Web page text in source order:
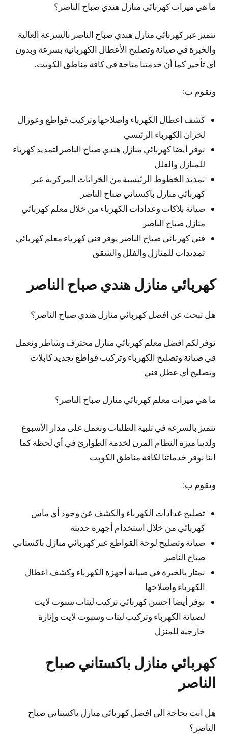
ما هي ميزات كهربائي منازل هندي صباح الناصر؟
نتميز عبر كهربائي منازل هندي صباح الناصر بالسرعة العالية
والخبرة في صيانة وتصليح الأعطال الكهربائية بسرعة وبدون
أي تأخير كما أن خدمتنا متاحة في كافة مناطق الكويت.
ونقوم ب:
كشف اعطال الكهرباء واصلاحها وتركيب قواطع وعوزال
لخزان الكهرباء الرئيسي
نوفر أيضا كهربائي منازل هندي صباح الناصر لتمديد كهرباء
للمنازل والفلل
تمديد الخطوط الرئيسية من الخزانات المركزية عبر
كهربائي منازل باكستاني صباح الناصر
صيانة بلاكات وعدادات الكهرباء من خلال معلم كهربائي
منازل صباح الناصر
فني كهربائي صباح الناصر يوفر فني كهرباء معلم كهربائي
تمديدات للمنازل والفلل والشقق
كهربائي منازل هندي صباح الناصر
هل تبحث عن افضل كهربائي منازل هندي صباح الناصر؟
نوفر لكم افضل معلم كهربائي منازل محترف وشاطر ونعمل
في صيانة وتصليح الكهرباء وتركيب قواطع تجديد كابلات
وتصليح أي عطل فني
ما هي ميزات معلم كهربائي منازل صباح الناصر؟
نتميز بالسرعة في تلبية الطلبات ونعمل على مدار الأسبوع
ولدينا ميزة النظام المرن لخدمة الطوارئ في أي لحظة كما
اننا نوفر خدماتنا لكافة مناطق الكويت
ونقوم ب:
تصليح عدادات الكهرباء والكشف عن وجود أي ماس
كهربائي من خلال استخدام أجهزة حديثة
صيانة وتصليح لوحة القواطع عبر كهربائي منازل باكستاني
صباح الناصر
نمتار بالخبرة في صيانة أجهزة الكهرباء وكشف اعطال
الكهرباء واصلاحها
نوفر أيضا احسن كهربائي تركيب ليتات سبوت لايت
لصيانة الكهرباء وتركيب ليتات وسبوت لايت وإنارة
خارجية للمنزل
كهربائي منازل باكستاني صباح
الناصر
هل انت بحاجة الى افضل كهربائي منازل باكستاني صباح
الناصر؟